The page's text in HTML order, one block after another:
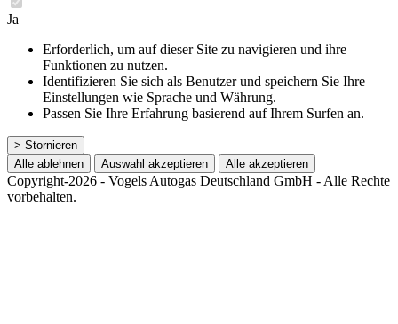
Ja
Erforderlich, um auf dieser Site zu navigieren und ihre
Funktionen zu nutzen.
Identifizieren Sie sich als Benutzer und speichern Sie Ihre
Einstellungen wie Sprache und Währung.
Passen Sie Ihre Erfahrung basierend auf Ihrem Surfen an.
> Stornieren
Alle ablehnen
Auswahl akzeptieren Alle akzeptieren
Copyright-2026 - Vogels Autogas Deutschland GmbH - Alle Rechte
vorbehalten.